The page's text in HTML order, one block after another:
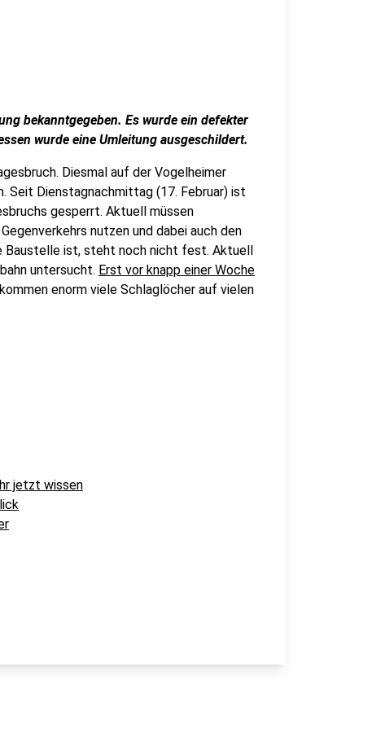
bekanntgegeben. Es wurde ein defekter
wurde eine Umleitung ausgeschildert.
Diesmal auf der Vogelheimer
Seit Dienstagnachmittag (17. Februar) ist
gesperrt. Aktuell müssen
nutzen und dabei auch den
Baustelle ist, steht noch nicht fest. Aktuell
untersucht. Erst vor knapp einer Woche
enorm viele Schlaglöcher auf vielen
jetzt wissen